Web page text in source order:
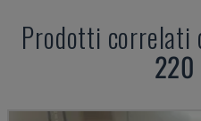
Prodotti correlati
220